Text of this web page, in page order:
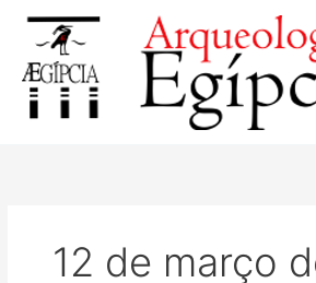
conteúdo
12 de março